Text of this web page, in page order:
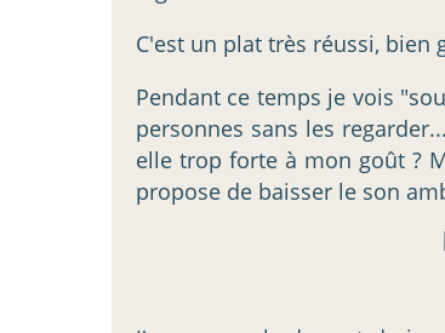
C'est un plat très réussi, bien
Pendant ce temps je vois
personnes sans les
elle trop forte à mon goût ?
propose de baisser le son